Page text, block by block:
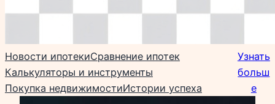
Новости ипотекиСравнение ипотек
Калькуляторы и инструменты
Покупка недвижимостиИстории успеха
Узнать
больш
е